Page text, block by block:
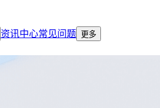
资讯中心常见问题 更多